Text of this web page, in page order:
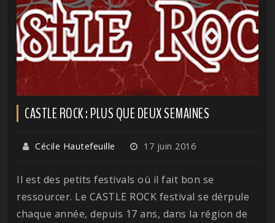
CASTLE ROCK : PLUS QUE DEUX SEMAINES
Cécile Hautefeuille 17 juin 2016
Il est des petits festivals où il fait bon se
ressourcer. Le CASTLE ROCK festival se dérpule
chaque année, depuis 17 ans, dans la région de